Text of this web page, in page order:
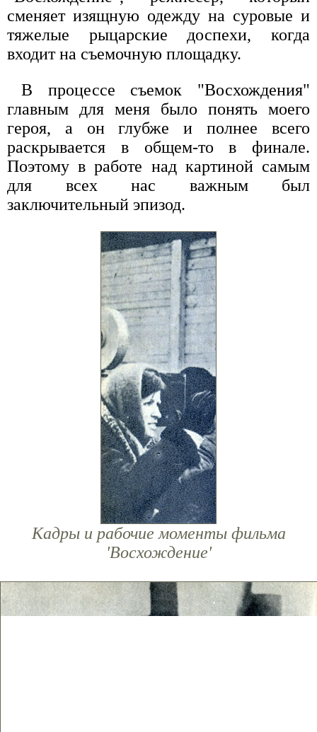
сменяет изящную одежду на суровые и
тяжелые рыцарские доспехи, когда
входит на съемочную площадку.
В процессе съемок "Восхождения"
главным для меня было понять моего
героя, а он глубже и полнее всего
раскрывается в общем-то в финале.
Поэтому в работе над картиной самым
для всех нас важным был
заключительный эпизод.
Кадры и рабочие моменты фильма
'Восхождение'